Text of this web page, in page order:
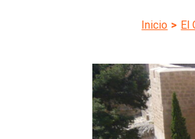
Inicio > El